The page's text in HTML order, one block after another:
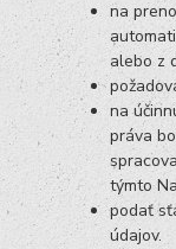
na
alebo z
na
práva
týmto
podať
údajov.